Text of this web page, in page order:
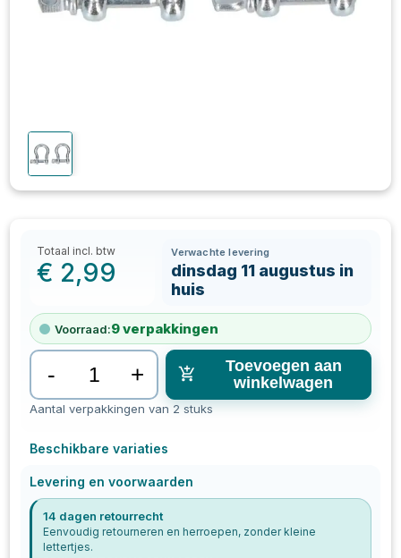
Totaal incl. btw
€ 2,99
Verwachte levering
dinsdag 11 augustus in
huis
Voorraad:9verpakkingen
- +
Toevoegen aan
winkelwagen
Aantal verpakkingen van 2 stuks
Beschikbare variaties
Levering en voorwaarden
14 dagen retourrecht
Eenvoudig retourneren en herroepen, zonder kleine
lettertjes.